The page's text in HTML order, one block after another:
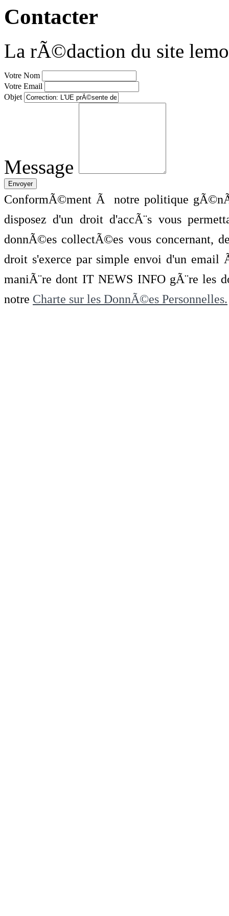
Contacter
La rÃ©daction du site
Votre Nom
Votre Email
Objet
Message
ConformÃ©ment Ã notre politique
disposez d'un droit d'accÃ¨s vous
donnÃ©es collectÃ©es vous concernant,
droit s'exerce par simple envoi d'un
maniÃ¨re dont IT NEWS INFO gÃ¨re les
notre Charte sur les DonnÃ©es Personnelles.